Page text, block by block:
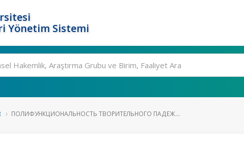
Yönetim Sistemi
ПОЛИФУНКЦИОНАЛЬНОСТЬ ТВОРИТЕЛЬНОГО ПАДЕЖ...